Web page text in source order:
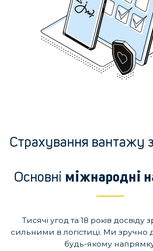
Страхування вантажу
Основні міжнародні
Тисячі угод та 18 років досвіду
сильними в логістиці. Ми зручно
будь-якому